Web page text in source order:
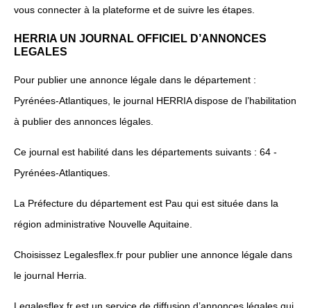
vous connecter à la plateforme et de suivre les étapes.
HERRIA UN JOURNAL OFFICIEL D’ANNONCES
LEGALES
Pour publier une annonce légale dans le département :
Pyrénées-Atlantiques, le journal HERRIA dispose de l’habilitation
à publier des annonces légales.
Ce journal est habilité dans les départements suivants : 64 -
Pyrénées-Atlantiques.
La Préfecture du département est Pau qui est située dans la
région administrative Nouvelle Aquitaine.
Choisissez Legalesflex.fr pour publier une annonce légale dans
le journal Herria.